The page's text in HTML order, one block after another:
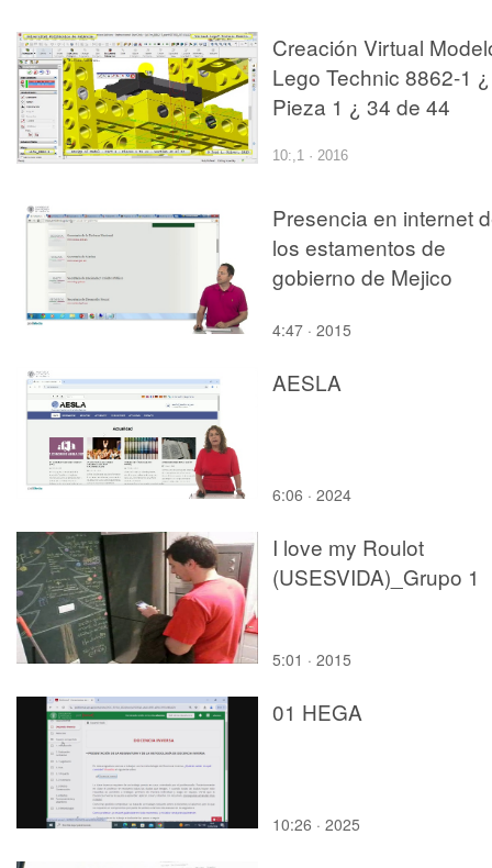
Creación Virtual
Lego Technic 8862-1 ¿
Pieza 1 ¿ 34 de 44
10:,1 · 2016
Presencia en internet
los estamentos de
gobierno de Mejico
4:47 · 2015
AESLA
6:06 · 2024
I love my Roulot
(USESVIDA)_Grupo 1
5:01 · 2015
01 HEGA
10:26 · 2025